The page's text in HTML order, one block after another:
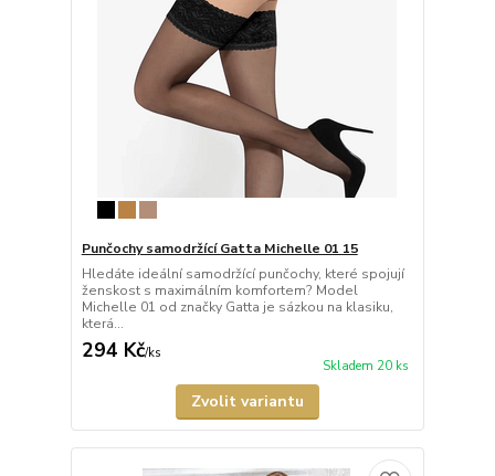
Punčochy samodržící Gatta Michelle 01 15
Hledáte ideální samodržící punčochy, které spojují
ženskost s maximálním komfortem? Model
Michelle 01 od značky Gatta je sázkou na klasiku,
která...
294 Kč/ks
Skladem 20 ks
Zvolit variantu